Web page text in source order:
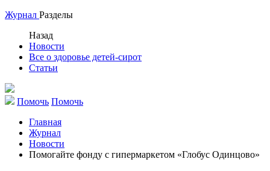
Журнал Разделы
Назад
Новости
Все о здоровье детей-сирот
Статьи
Помочь Помочь
Главная
Журнал
Новости
Помогайте фонду с гипермаркетом «Глобус Одинцово»